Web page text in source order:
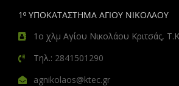
1º ΥΠΟΚΑΤΑΣΤΗΜΑ ΑΓΙΟΥ ΝΙΚΟΛΑΟΥ
1ο χλμ Αγίου Νικολάου Κριτσάς,
Τηλ.: 2841501290
agnikolaos@ktec.gr